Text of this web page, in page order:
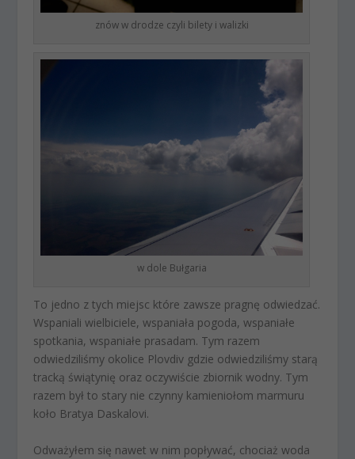
znów w drodze czyli bilety i walizki
w dole Bułgaria
To jedno z tych miejsc które zawsze pragnę odwiedzać.
Wspaniali wielbiciele, wspaniała pogoda, wspaniałe
spotkania, wspaniałe prasadam. Tym razem
odwiedziliśmy okolice Plovdiv gdzie odwiedziliśmy starą
tracką świątynię oraz oczywiście zbiornik wodny. Tym
razem był to stary nie czynny kamieniołom marmuru
koło Bratya Daskalovi.
Odważyłem się nawet w nim popływać, chociaż woda